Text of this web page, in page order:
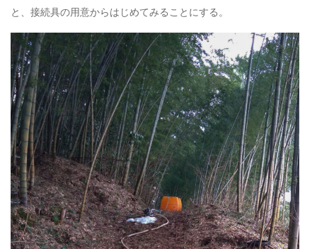
と、接続具の用意からはじめてみることにする。